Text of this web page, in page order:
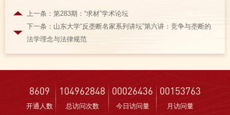
上一条：第283期：“求材”学术论坛
下一条：山东大学“反垄断名家系列讲坛”第六讲：竞争与垄断的
法学理念与法律规范
8609
开通人数
104962848
总访问次数
00026436
今日访问量
00153763
月访问量